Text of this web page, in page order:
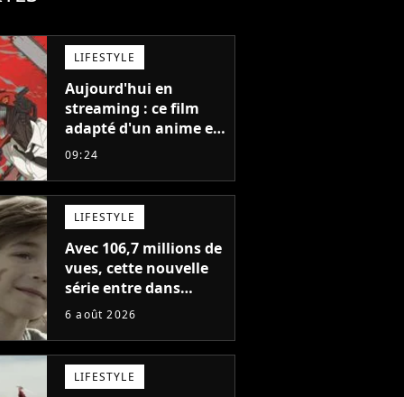
LIFESTYLE
Aujourd'hui en
streaming : ce film
adapté d'un anime et
noté 98% est à voir
vous ne comprendrez
plus la série
09:24
LIFESTYLE
Avec 106,7 millions de
vues, cette nouvelle
série entre dans
l'histoire de Netflix en
6 août 2026
LIFESTYLE